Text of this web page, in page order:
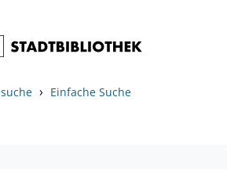
› Einfache Suche